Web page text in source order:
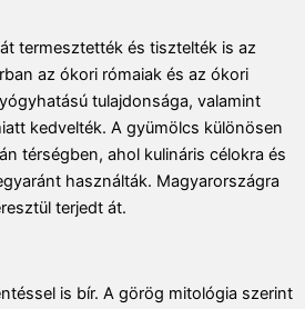
termesztették és tisztelték is az
az ókori rómaiak és az ókori
tulajdonsága, valamint
kedvelték. A gyümölcs különösen
térségben, ahol kulináris célokra és
használták. Magyarországra
terjedt át.
is bír. A görög mitológia szerint